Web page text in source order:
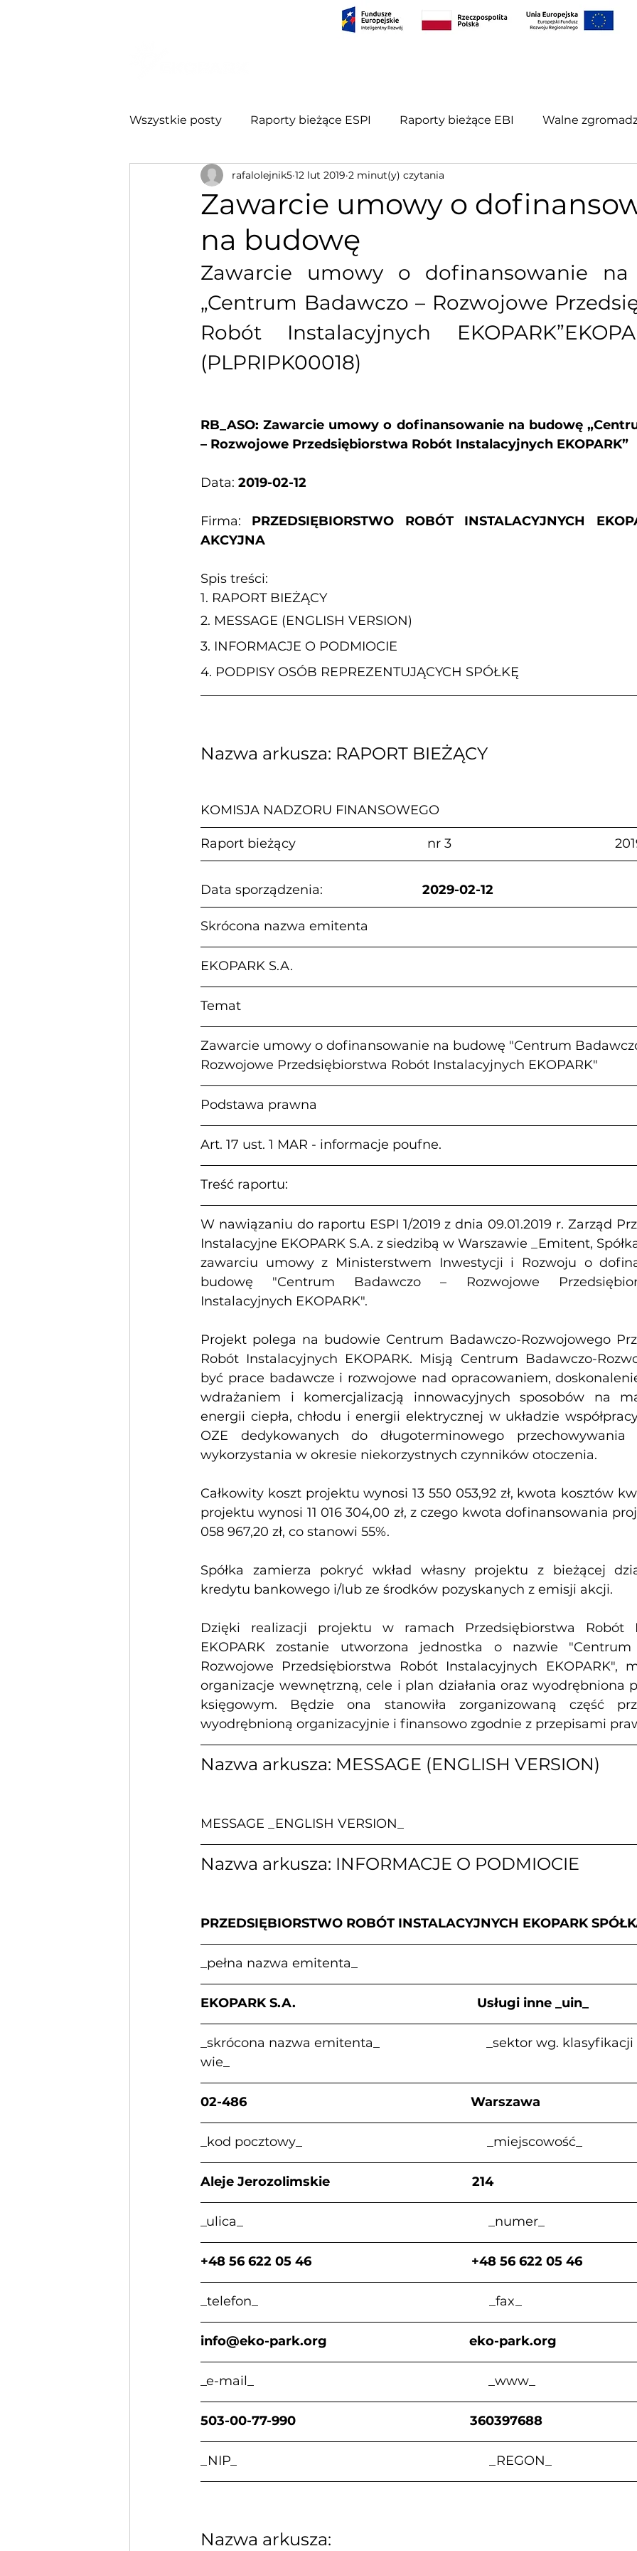
Wszystkie posty Raporty bieżące ESPI Raporty bieżące EBI Walne
Relacje Inwestorskie Raporty okresowe
Zawarcie umowy o
na budowę
rafalolejnik5 12 lut 2019 2 minut(y) czytania
Zawarcie umowy o dofinansowanie
„Centrum Badawczo – Rozwojowe
Robót Instalacyjnych EKOPARK”
(PLPRIPK00018)
RB_ASO: Zawarcie umowy o dofinansowanie na budowę
– Rozwojowe Przedsiębiorstwa Robót Instalacyjnych EKOPARK”
Data: 2019-02-12
Firma: PRZEDSIĘBIORSTWO ROBÓT INSTALACYJNYCH
AKCYJNA
Spis treści:
1. RAPORT BIEŻĄCY
2. MESSAGE (ENGLISH VERSION)
3. INFORMACJE O PODMIOCIE
4. PODPISY OSÓB REPREZENTUJĄCYCH SPÓŁKĘ
Nazwa arkusza: RAPORT BIEŻĄCY
KOMISJA NADZORU FINANSOWEGO
Raport bieżący                                     nr 3
Data sporządzenia: 2029-02-12
Skrócona nazwa emitenta
EKOPARK S.A.
Temat
Zawarcie umowy o dofinansowanie na budowę "Centrum
Rozwojowe Przedsiębiorstwa Robót Instalacyjnych EKOPARK"
Podstawa prawna
Art. 17 ust. 1 MAR - informacje poufne.
Treść raportu:
W nawiązaniu do raportu ESPI 1/2019 z dnia 09.01.2019 r. Zarząd
Instalacyjne EKOPARK S.A. z siedzibą w Warszawie _Emitent,
zawarciu umowy z Ministerstwem Inwestycji i Rozwoju o
budowę "Centrum Badawczo – Rozwojowe
Instalacyjnych EKOPARK".
Projekt polega na budowie Centrum Badawczo-Rozwojowego
Robót Instalacyjnych EKOPARK. Misją Centrum Badawczo-
być prace badawcze i rozwojowe nad opracowaniem,
wdrażaniem i komercjalizacją innowacyjnych sposobów na
energii ciepła, chłodu i energii elektrycznej w układzie
OZE dedykowanych do długoterminowego
wykorzystania w okresie niekorzystnych czynników otoczenia.
Całkowity koszt projektu wynosi 13 550 053,92 zł, kwota kosztów
projektu wynosi 11 016 304,00 zł, z czego kwota dofinansowania
058 967,20 zł, co stanowi 55%.
Spółka zamierza pokryć wkład własny projektu z bieżącej
kredytu bankowego i/lub ze środków pozyskanych z emisji akcji.
Dzięki realizacji projektu w ramach Przedsiębiorstwa Robót
EKOPARK zostanie utworzona jednostka o nazwie
Rozwojowe Przedsiębiorstwa Robót Instalacyjnych EKOPARK",
organizacje wewnętrzną, cele i plan działania oraz wyodrębniona
księgowym. Będzie ona stanowiła zorganizowaną część
wyodrębnioną organizacyjnie i finansowo zgodnie z przepisami
Nazwa arkusza: MESSAGE (ENGLISH VERSION)
MESSAGE _ENGLISH VERSION_
Nazwa arkusza: INFORMACJE O PODMIOCIE
PRZEDSIĘBIORSTWO ROBÓT INSTALACYJNYCH EKOPARK
_pełna nazwa emitenta_
EKOPARK S.A.                                                   Usługi inne _uin_
_skrócona nazwa emitenta_                              _sektor wg.
wie_
02-486                                                               Warszawa
_kod pocztowy_                                                    _miejscowość_
Aleje Jerozolimskie                                        214
_ulica_                                                                     _numer_
+48 56 622 05 46                                             +48 56 622 05 46
_telefon_                                                                 _fax_
info@eko-park.org eko-park.org
_e-mail_                                                                  _www_
503-00-77-990                                                 360397688
_NIP_                                                                       _REGON_
Nazwa arkusza: